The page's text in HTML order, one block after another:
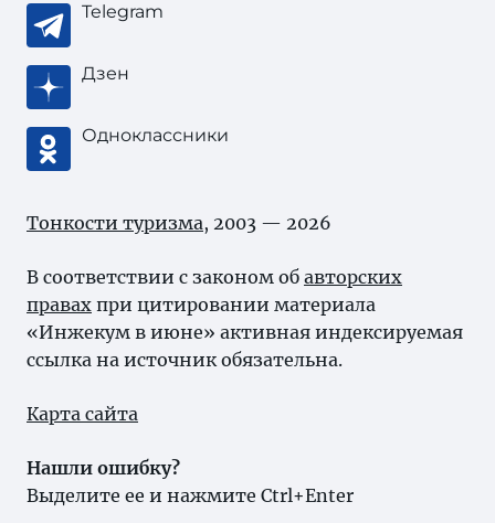
Telegram
Дзен
Одноклассники
Тонкости туризма, 2003 — 2026
В соответствии с законом об авторских
правах при цитировании материала
«Инжекум в июне» активная индексируемая
ссылка на источник обязательна.
Карта сайта
Нашли ошибку?
Выделите ее и нажмите Ctrl+Enter